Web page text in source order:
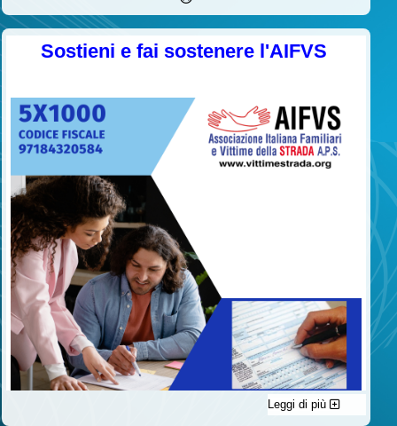
Sostieni e fai sostenere l'AIFVS
C'è un modo di contribuire alle attività dell’A.I.F.V.S. a favore
Leggi di più